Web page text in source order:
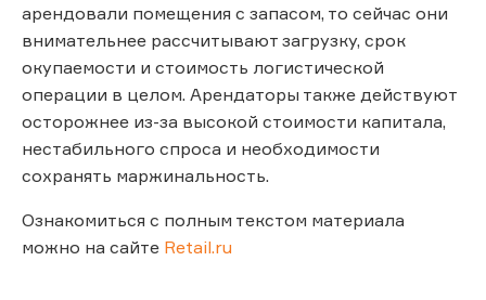
арендовали помещения с запасом, то сейчас они
внимательнее рассчитывают загрузку, срок
окупаемости и стоимость логистической
операции в целом. Арендаторы также действуют
осторожнее из-за высокой стоимости капитала,
нестабильного спроса и необходимости
сохранять маржинальность.
Ознакомиться с полным текстом материала
можно на сайте Retail.ru